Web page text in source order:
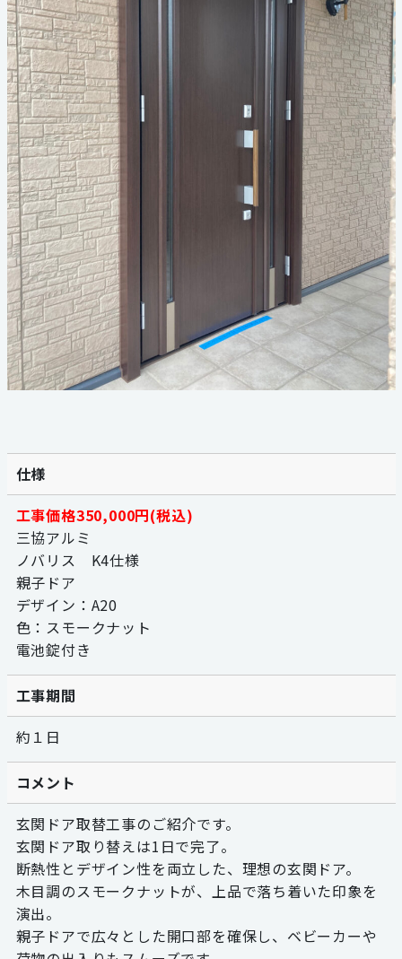
仕様
工事価格350,000円(税込)
三協アルミ
ノバリス K4仕様
親子ドア
デザイン：A20
色：スモークナット
電池錠付き
工事期間
約１日
コメント
玄関ドア取替工事のご紹介です。
玄関ドア取り替えは1日で完了。
断熱性とデザイン性を両立した、理想の玄関ドア。
木目調のスモークナットが、上品で落ち着いた印象を
演出。
親子ドアで広々とした開口部を確保し、ベビーカーや